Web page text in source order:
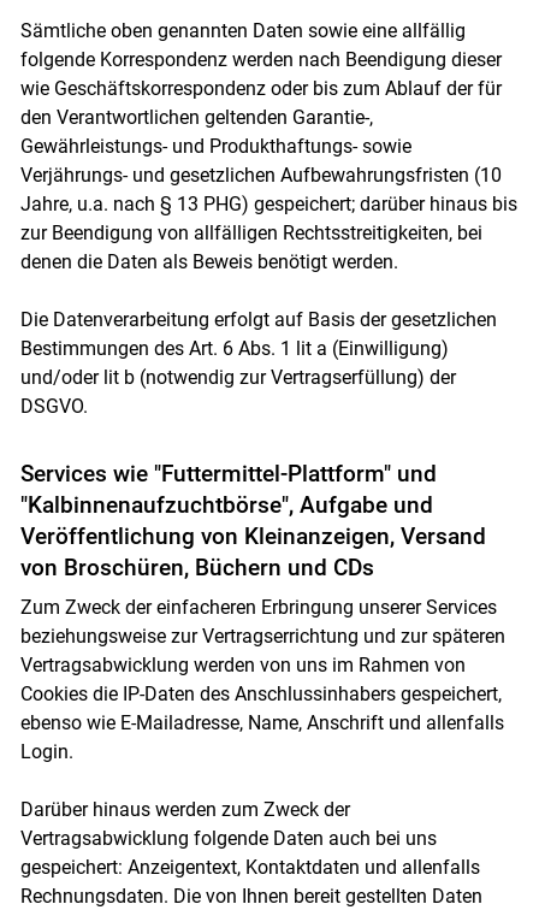
Sämtliche oben genannten Daten sowie eine allfällig
folgende Korrespondenz werden nach Beendigung dieser
wie Geschäftskorrespondenz oder bis zum Ablauf der für
den Verantwortlichen geltenden Garantie-,
Gewährleistungs- und Produkthaftungs- sowie
Verjährungs- und gesetzlichen Aufbewahrungsfristen (10
Jahre, u.a. nach § 13 PHG) gespeichert; darüber hinaus bis
zur Beendigung von allfälligen Rechtsstreitigkeiten, bei
denen die Daten als Beweis benötigt werden.
Die Datenverarbeitung erfolgt auf Basis der gesetzlichen
Bestimmungen des Art. 6 Abs. 1 lit a (Einwilligung)
und/oder lit b (notwendig zur Vertragserfüllung) der
DSGVO.
Services wie "Futtermittel-Plattform" und
"Kalbinnenaufzuchtbörse", Aufgabe und
Veröffentlichung von Kleinanzeigen, Versand
von Broschüren, Büchern und CDs
Zum Zweck der einfacheren Erbringung unserer Services
beziehungsweise zur Vertragserrichtung und zur späteren
Vertragsabwicklung werden von uns im Rahmen von
Cookies die IP-Daten des Anschlussinhabers gespeichert,
ebenso wie E-Mailadresse, Name, Anschrift und allenfalls
Login.
Darüber hinaus werden zum Zweck der
Vertragsabwicklung folgende Daten auch bei uns
gespeichert: Anzeigentext, Kontaktdaten und allenfalls
Rechnungsdaten. Die von Ihnen bereit gestellten Daten